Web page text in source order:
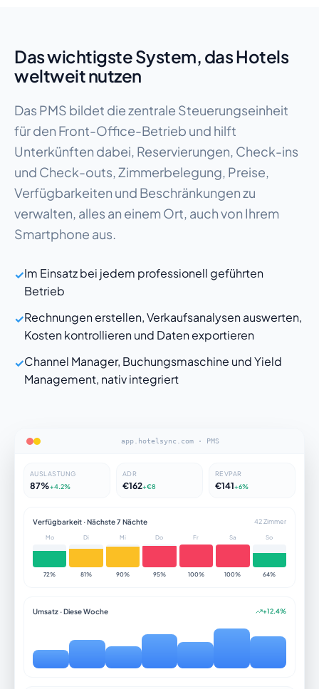
Das wichtigste System, das Hotels
weltweit nutzen
Das PMS bildet die zentrale Steuerungseinheit
für den Front-Office-Betrieb und hilft
Unterkünften dabei, Reservierungen, Check-ins
und Check-outs, Zimmerbelegung, Preise,
Verfügbarkeiten und Beschränkungen zu
verwalten, alles an einem Ort, auch von Ihrem
Smartphone aus.
✓Im Einsatz bei jedem professionell geführten
Betrieb
✓Rechnungen erstellen, Verkaufsanalysen auswerten,
Kosten kontrollieren und Daten exportieren
✓Channel Manager, Buchungsmaschine und Yield
Management, nativ integriert
app.hotelsync.com · PMS
AUSLASTUNG
87%+4.2%
ADR
€162+€8
REVPAR
€141+6%
Verfügbarkeit · Nächste 7 Nächte 42 Zimmer
Mo
72%
Di
81%
Mi
90%
Do
95%
Fr
100%
Sa
100%
So
64%
Umsatz · Diese Woche +12.4%